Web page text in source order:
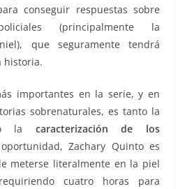
conseguir respuestas sobre
(principalmente la
que seguramente tendrá
historia.
importantes en la serie, y en
sobrenaturales, es tanto la
la caracterización de los
Zachary Quinto es
meterse literalmente en la piel
cuatro horas para